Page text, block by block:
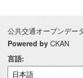
公共交通オープンデー
Powered by CKAN
言語